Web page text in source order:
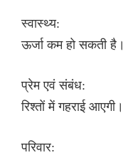
स्वास्थ्य:
ऊर्जा कम हो सकती है।
प्रेम एवं संबंध:
रिश्तों में गहराई आएगी।
परिवार: